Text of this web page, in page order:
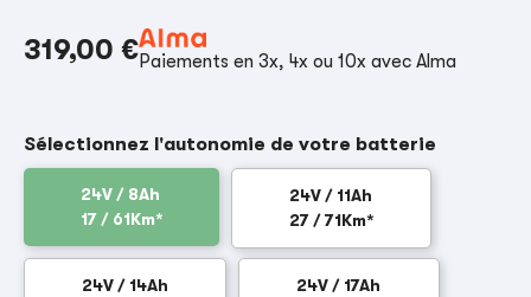
319,00 €Paiements en 3x, 4x ou 10x avec Alma
Sélectionnez l'autonomie de votre batterie
24V / 8Ah
17 / 61Km*
24V / 11Ah
27 / 71Km*
24V / 14Ah
24V / 17Ah